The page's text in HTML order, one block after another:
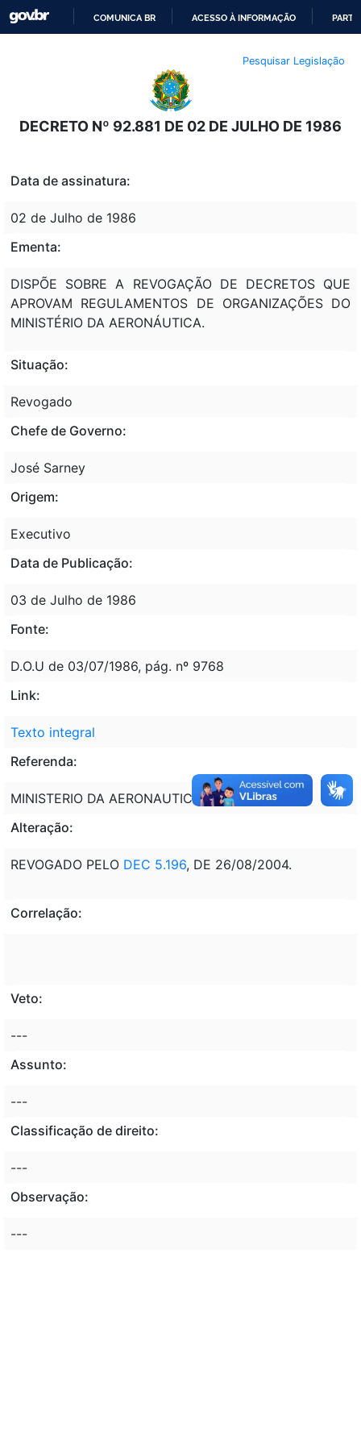
O
CONTEÚDO
COMUNICA BR ACESSO À INFORMAÇÃO
Pesquisar Legislação
DECRETO Nº 92.881 DE 02 DE JULHO DE 1986
Data de assinatura:
02 de Julho de 1986
Ementa:
DISPÕE SOBRE A REVOGAÇÃO DE DECRETOS QUE
APROVAM REGULAMENTOS DE ORGANIZAÇÕES DO
MINISTÉRIO DA AERONÁUTICA.
Situação:
Revogado
Chefe de Governo:
José Sarney
Origem:
Executivo
Data de Publicação:
03 de Julho de 1986
Fonte:
D.O.U de 03/07/1986, pág. nº 9768
Link:
Texto integral
Referenda:
MINISTERIO DA AERONAUTICA - MAER
Alteração:
REVOGADO PELO DEC 5.196, DE 26/08/2004.
Correlação:
Veto:
---
Assunto:
---
Classificação de direito:
---
Observação:
---